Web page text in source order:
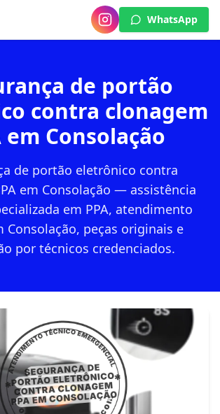
WhatsApp
de portão
contra clonagem
em Consolação
de portão eletrônico contra
em Consolação — assistência
em PPA, atendimento
Consolação, peças originais e
por técnicos credenciados.